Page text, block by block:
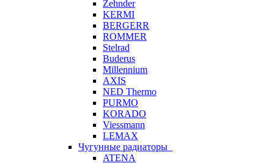
Zehnder
KERMI
BERGERR
ROMMER
Stelrad
Buderus
Millennium
AXIS
NED Thermo
PURMO
KORADO
Viessmann
LEMAX
Чугунные радиаторы
ATENA